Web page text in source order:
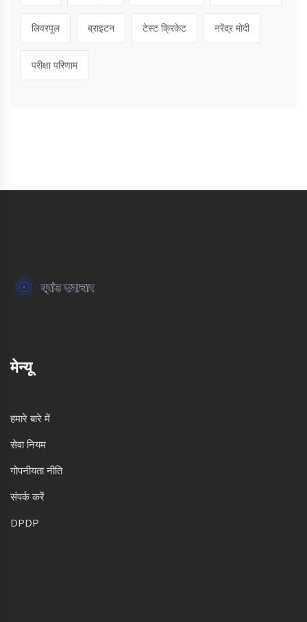
लिवरपूल ब्राइटन टेस्ट क्रिकेट नरेंद्र मोदी
परीक्षा परिणाम
मेन्यू
हमारे बारे में
सेवा नियम
गोपनीयता नीति
संपर्क करें
DPDP